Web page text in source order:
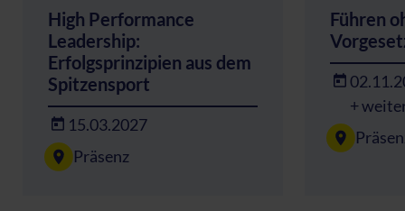
High Performance
Leadership:
Erfolgsprinzipien aus dem
Spitzensport
15.03.2027
Präsenz
Führen
+